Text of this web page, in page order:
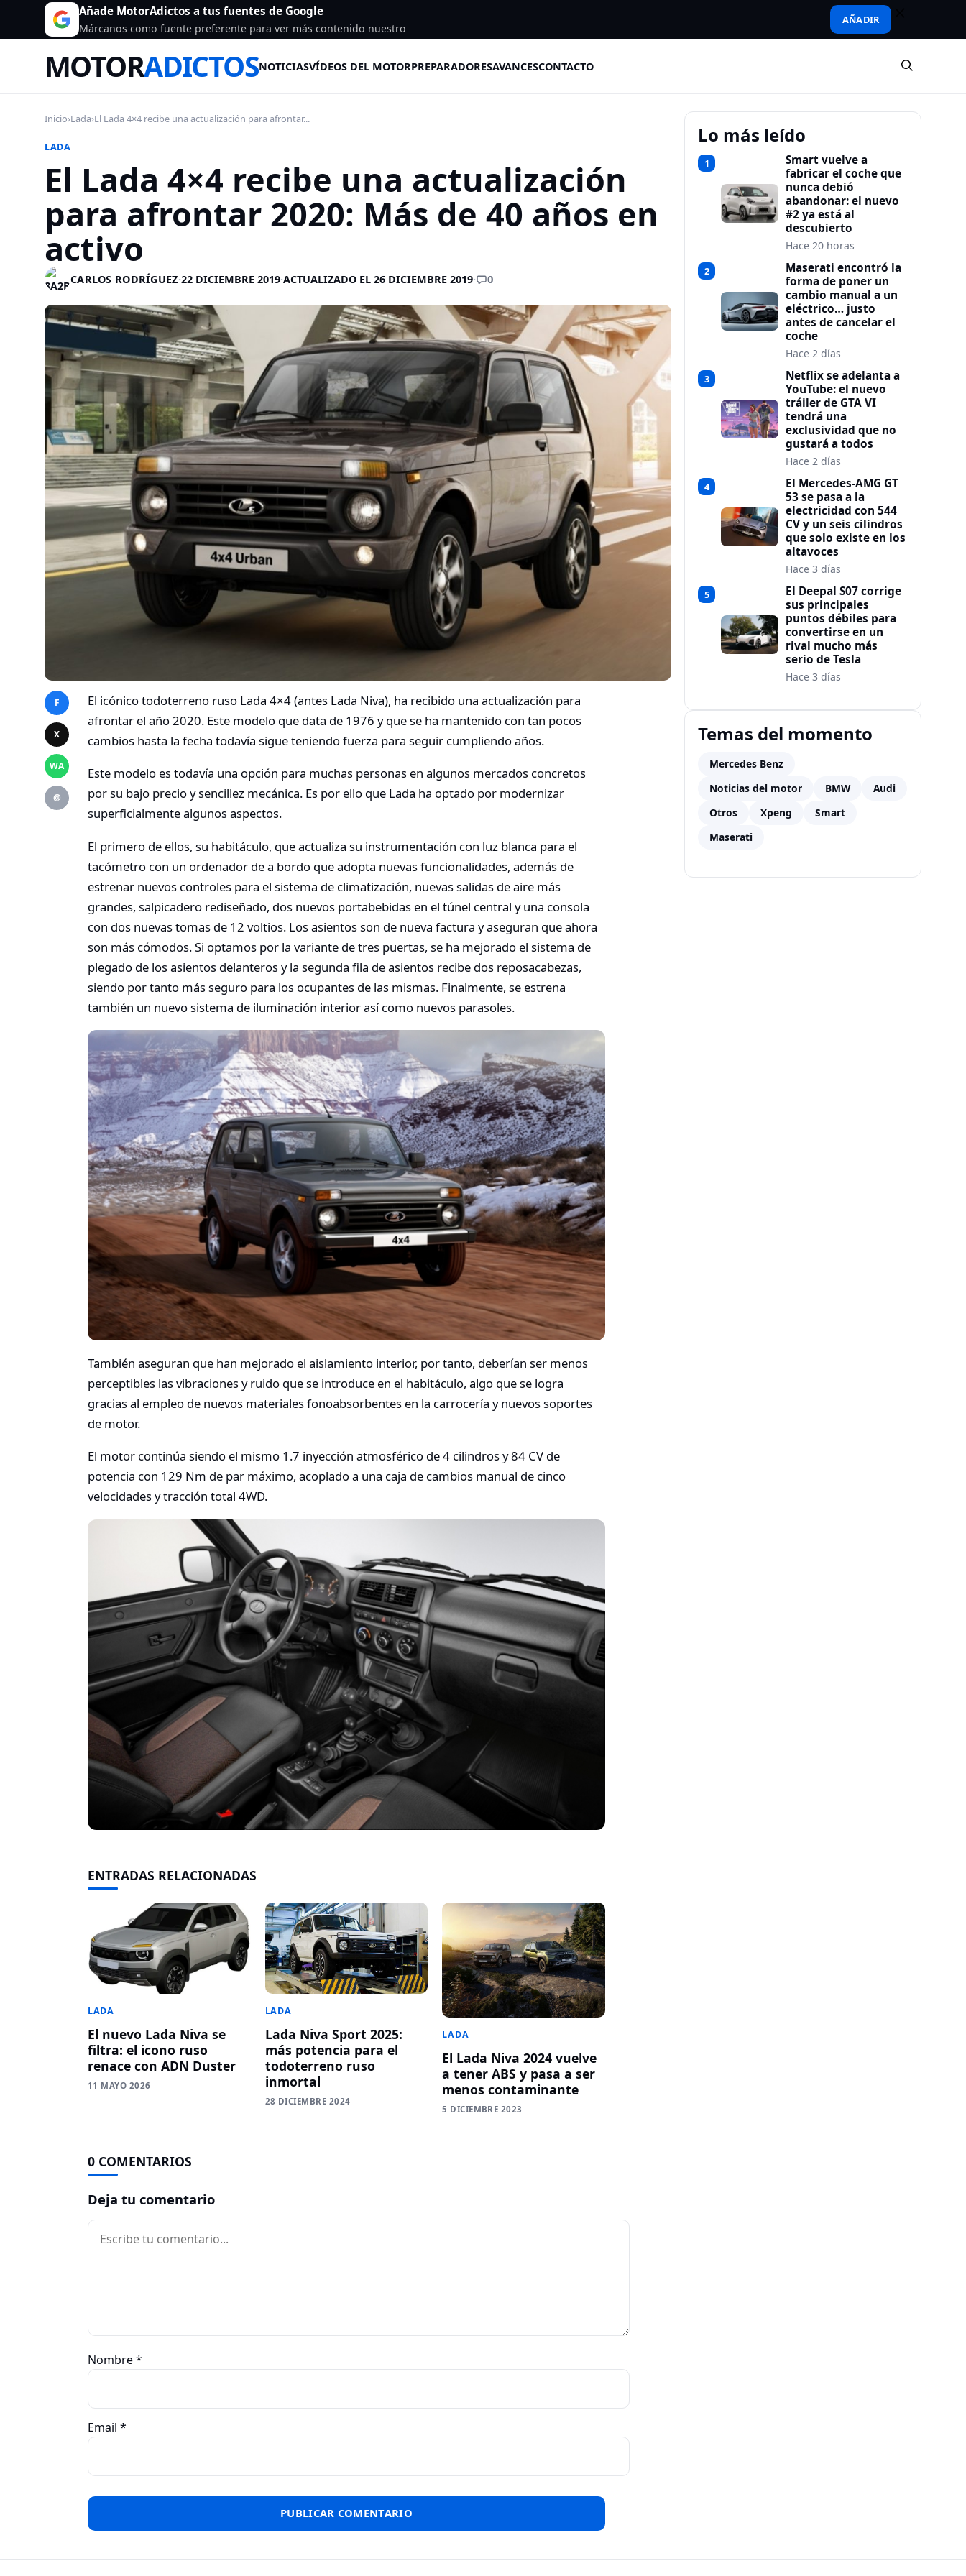
Añade MotorAdictos a tus fuentes de Google
Márcanos como fuente preferente para ver más contenido nuestro
AÑADIR
MOTORADICTOSNOTICIASVÍDEOS DEL MOTORPREPARADORESAVANCESCONTACTO
Inicio›Lada›El Lada 4×4 recibe una actualización para afrontar...
LADA
El Lada 4×4 recibe una actualización
para afrontar 2020: Más de 40 años en
activo
CARLOS RODRÍGUEZ·22 DICIEMBRE 2019·ACTUALIZADO EL 26 DICIEMBRE 2019· 0
F
X
WA
@
El icónico todoterreno ruso Lada 4×4 (antes Lada Niva), ha recibido una actualización para
afrontar el año 2020. Este modelo que data de 1976 y que se ha mantenido con tan pocos
cambios hasta la fecha todavía sigue teniendo fuerza para seguir cumpliendo años.
Este modelo es todavía una opción para muchas personas en algunos mercados concretos
por su bajo precio y sencillez mecánica. Es por ello que Lada ha optado por modernizar
superficialmente algunos aspectos.
El primero de ellos, su habitáculo, que actualiza su instrumentación con luz blanca para el
tacómetro con un ordenador de a bordo que adopta nuevas funcionalidades, además de
estrenar nuevos controles para el sistema de climatización, nuevas salidas de aire más
grandes, salpicadero rediseñado, dos nuevos portabebidas en el túnel central y una consola
con dos nuevas tomas de 12 voltios. Los asientos son de nueva factura y aseguran que ahora
son más cómodos. Si optamos por la variante de tres puertas, se ha mejorado el sistema de
plegado de los asientos delanteros y la segunda fila de asientos recibe dos reposacabezas,
siendo por tanto más seguro para los ocupantes de las mismas. Finalmente, se estrena
también un nuevo sistema de iluminación interior así como nuevos parasoles.
También aseguran que han mejorado el aislamiento interior, por tanto, deberían ser menos
perceptibles las vibraciones y ruido que se introduce en el habitáculo, algo que se logra
gracias al empleo de nuevos materiales fonoabsorbentes en la carrocería y nuevos soportes
de motor.
El motor continúa siendo el mismo 1.7 inyección atmosférico de 4 cilindros y 84 CV de
potencia con 129 Nm de par máximo, acoplado a una caja de cambios manual de cinco
velocidades y tracción total 4WD.
ENTRADAS RELACIONADAS
LADA
El nuevo Lada Niva se
filtra: el icono ruso
renace con ADN Duster
11 MAYO 2026
LADA
Lada Niva Sport 2025:
más potencia para el
todoterreno ruso
inmortal
28 DICIEMBRE 2024
LADA
El Lada Niva 2024 vuelve
a tener ABS y pasa a ser
menos contaminante
5 DICIEMBRE 2023
0 COMENTARIOS
Deja tu comentario
Comentario
Nombre*
Email *
Lo más leído
1
Smart vuelve a
fabricar el coche que
nunca debió
abandonar: el nuevo
#2 ya está al
descubierto
Hace 20 horas
2
Maserati encontró la
forma de poner un
cambio manual a un
eléctrico… justo
antes de cancelar el
coche
Hace 2 días
3
Netflix se adelanta a
YouTube: el nuevo
tráiler de GTA VI
tendrá una
exclusividad que no
gustará a todos
Hace 2 días
4
El Mercedes-AMG GT
53 se pasa a la
electricidad con 544
CV y un seis cilindros
que solo existe en los
altavoces
Hace 3 días
5
El Deepal S07 corrige
sus principales
puntos débiles para
convertirse en un
rival mucho más
serio de Tesla
Hace 3 días
Temas del momento
Mercedes Benz
Noticias del motor
BMW
Audi
Otros
Xpeng
Smart
Maserati